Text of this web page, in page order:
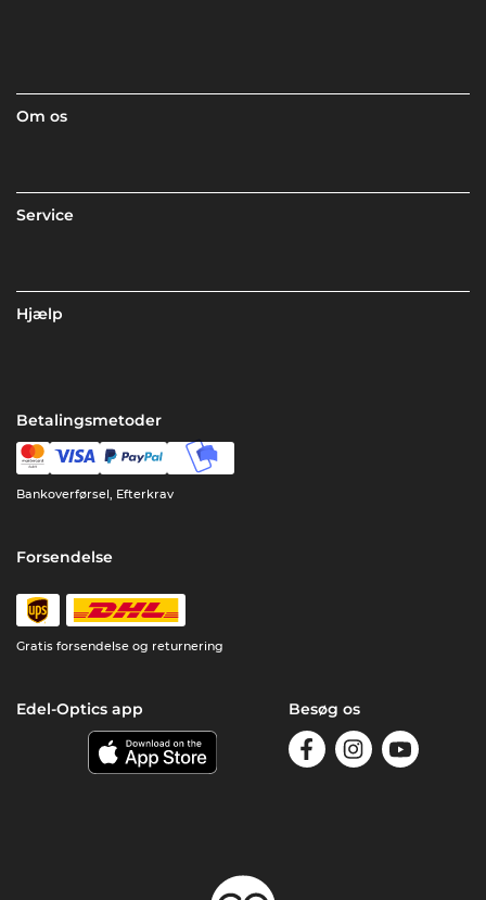
Om os
Service
Hjælp
Betalingsmetoder
Bankoverførsel, Efterkrav
Forsendelse
Gratis forsendelse og returnering
Edel-Optics app Besøg os